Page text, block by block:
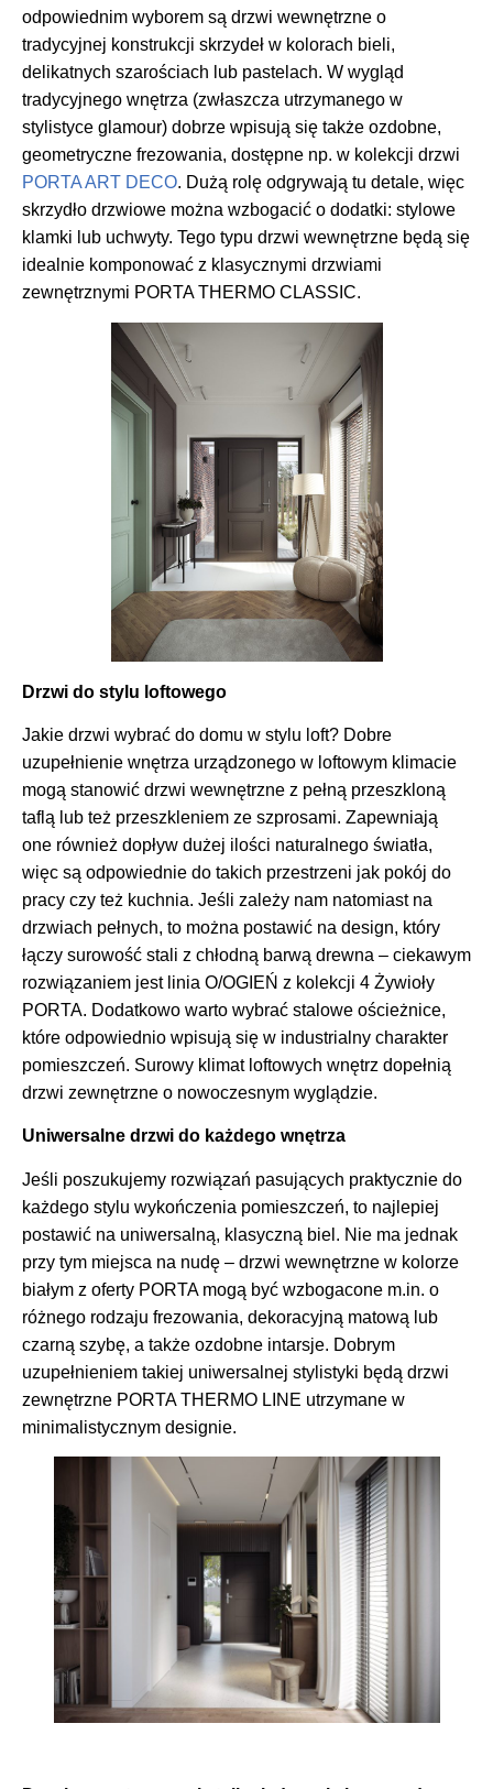
odpowiednim wyborem są drzwi wewnętrzne o
tradycyjnej konstrukcji skrzydeł w kolorach bieli,
delikatnych szarościach lub pastelach. W wygląd
tradycyjnego wnętrza (zwłaszcza utrzymanego w
stylistyce glamour) dobrze wpisują się także ozdobne,
geometryczne frezowania, dostępne np. w kolekcji drzwi
PORTA ART DECO. Dużą rolę odgrywają tu detale, więc
skrzydło drzwiowe można wzbogacić o dodatki: stylowe
klamki lub uchwyty. Tego typu drzwi wewnętrzne będą się
idealnie komponować z klasycznymi drzwiami
zewnętrznymi PORTA THERMO CLASSIC.
Drzwi do stylu loftowego
Jakie drzwi wybrać do domu w stylu loft? Dobre
uzupełnienie wnętrza urządzonego w loftowym klimacie
mogą stanowić drzwi wewnętrzne z pełną przeszkloną
taflą lub też przeszkleniem ze szprosami. Zapewniają
one również dopływ dużej ilości naturalnego światła,
więc są odpowiednie do takich przestrzeni jak pokój do
pracy czy też kuchnia. Jeśli zależy nam natomiast na
drzwiach pełnych, to można postawić na design, który
łączy surowość stali z chłodną barwą drewna – ciekawym
rozwiązaniem jest linia O/OGIEŃ z kolekcji 4 Żywioły
PORTA. Dodatkowo warto wybrać stalowe ościeżnice,
które odpowiednio wpisują się w industrialny charakter
pomieszczeń. Surowy klimat loftowych wnętrz dopełnią
drzwi zewnętrzne o nowoczesnym wyglądzie.
Uniwersalne drzwi do każdego wnętrza
Jeśli poszukujemy rozwiązań pasujących praktycznie do
każdego stylu wykończenia pomieszczeń, to najlepiej
postawić na uniwersalną, klasyczną biel. Nie ma jednak
przy tym miejsca na nudę – drzwi wewnętrzne w kolorze
białym z oferty PORTA mogą być wzbogacone m.in. o
różnego rodzaju frezowania, dekoracyjną matową lub
czarną szybę, a także ozdobne intarsje. Dobrym
uzupełnieniem takiej uniwersalnej stylistyki będą drzwi
zewnętrzne PORTA THERMO LINE utrzymane w
minimalistycznym designie.